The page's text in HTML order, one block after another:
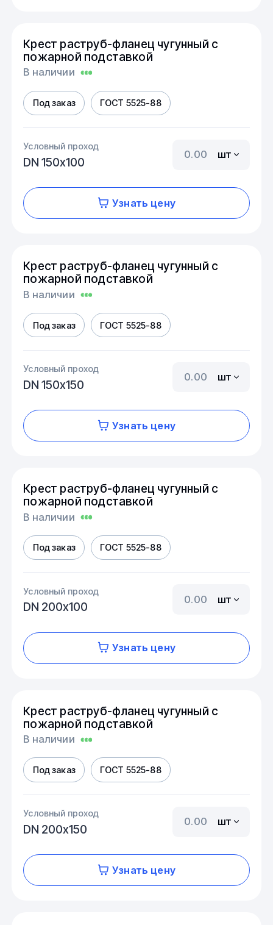
Крест раструб-фланец чугунный с
пожарной подставкой
В наличии
Под заказ ГОСТ 5525-88
Условный проход
DN 150х100
шт
Узнать цену
Крест раструб-фланец чугунный с
пожарной подставкой
В наличии
Под заказ ГОСТ 5525-88
Условный проход
DN 150х150
шт
Узнать цену
Крест раструб-фланец чугунный с
пожарной подставкой
В наличии
Под заказ ГОСТ 5525-88
Условный проход
DN 200х100
шт
Узнать цену
Крест раструб-фланец чугунный с
пожарной подставкой
В наличии
Под заказ ГОСТ 5525-88
Условный проход
DN 200х150
шт
Узнать цену